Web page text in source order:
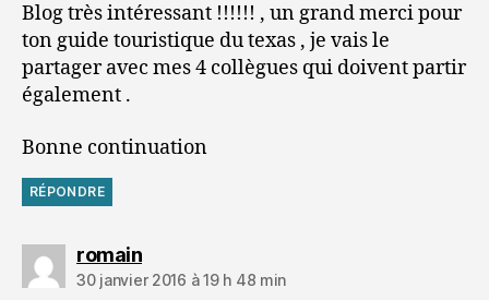
Blog très intéressant !!!!!! , un grand merci pour
ton guide touristique du texas , je vais le
partager avec mes 4 collègues qui doivent partir
également .
Bonne continuation
RÉPONDRE
romaindit :
30 janvier 2016 à 19 h 48 min